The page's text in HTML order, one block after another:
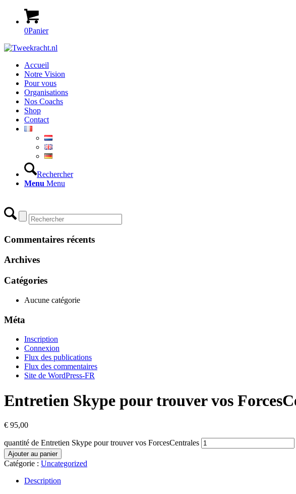
0Panier
Accueil
Notre Vision
Pour vous
Organisations
Nos Coachs
Shop
Contact
Rechercher
Menu Menu
Commentaires récents
Archives
Catégories
Aucune catégorie
Méta
Inscription
Connexion
Flux des publications
Flux des commentaires
Site de WordPress-FR
Entretien Skype pour trouver vos
€ 95,00
quantité de Entretien Skype pour trouver vos ForcesCentrales
Ajouter au panier
Catégorie : Uncategorized
Description